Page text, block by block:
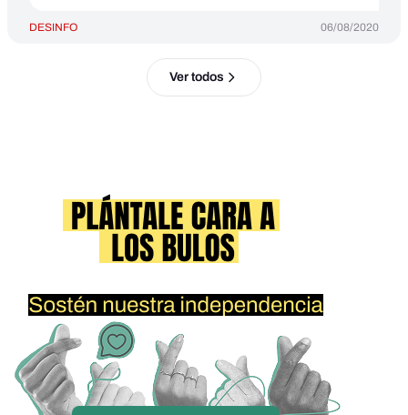
DESINFO 06/08/2020
Ver todos